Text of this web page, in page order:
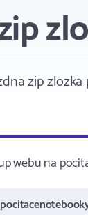
zip zlozka
webu na